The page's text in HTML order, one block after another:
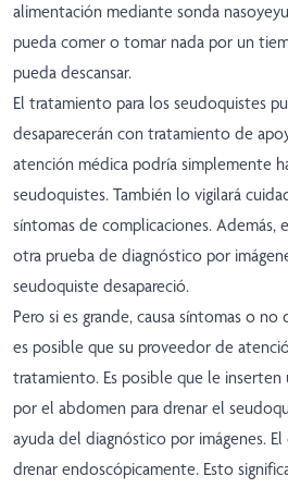
alimentación mediante sonda
pueda comer o tomar nada por un
pueda descansar.
El tratamiento para los seudoquistes
desaparecerán con tratamiento de
atención médica podría simplemente
seudoquistes. También lo vigilará
síntomas de complicaciones. Además,
otra prueba de diagnóstico por
seudoquiste desapareció.
Pero si es grande, causa síntomas o
es posible que su proveedor de
tratamiento. Es posible que le
por el abdomen para drenar el
ayuda del diagnóstico por imágenes.
drenar endoscópicamente. Esto